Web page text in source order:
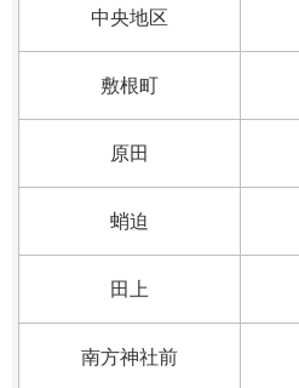
中央地区
敷根町
原田
蛸迫
田上
南方神社前